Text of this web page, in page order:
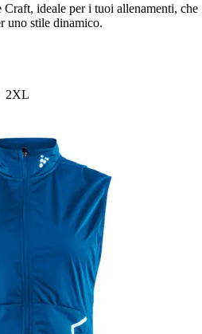
Craft, ideale per i tuoi allenamenti, che
uno stile dinamico.
2XL